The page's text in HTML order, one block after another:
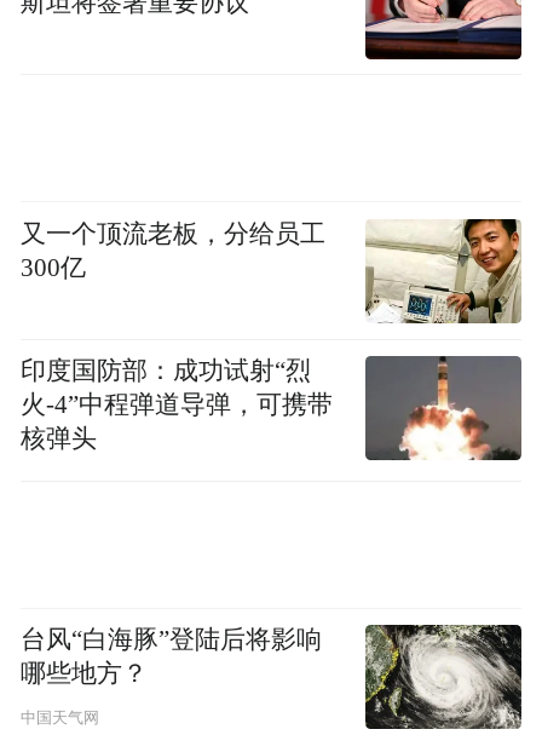
又一个顶流老板，分给员工
300亿
印度国防部：成功试射“烈
火-4”中程弹道导弹，可携带
核弹头
台风“白海豚”登陆后将影响
哪些地方？
中国天气网